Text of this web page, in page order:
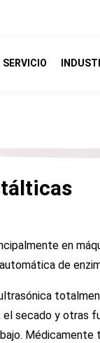
SERVICIO
en
de
secado y otras